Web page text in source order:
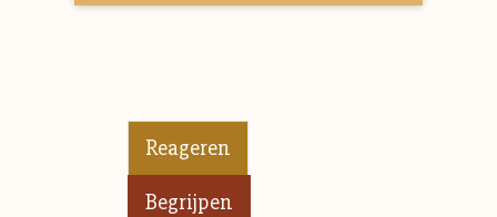
Reageren
Begrijpen